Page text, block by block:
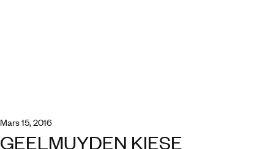
mars 15, 2016
GEELMUYDEN KIESE